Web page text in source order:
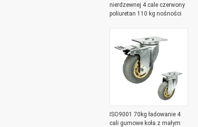
nierdzewnej 4 cale czerwony
poliuretan 110 kg nośności
ISO9001 70kg ładowanie 4
cali gumowe koła z małym